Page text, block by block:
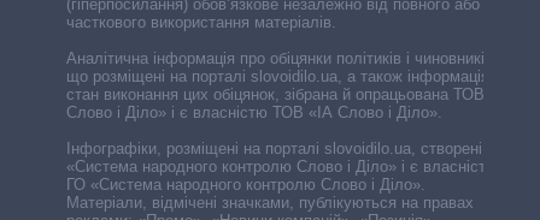
(гіперпосилання) обов’язкове незалежно від повного або
часткового використання матеріалів.
Аналітична інформація про обіцянки політиків і чиновників,
що розміщені на порталі slovoidilo.ua, а також інформація про
стан виконання цих обіцянок, зібрана й опрацьована ТОВ «ІА
Слово і Діло» і є власністю ТОВ «ІА Слово і Діло».
Інфографіки, розміщені на порталі slovoidilo.ua, створені ГО
«Система народного контролю Слово і Діло» і є власністю
ГО «Система народного контролю Слово і Діло».
Матеріали, відмічені значками, публікуються на правах